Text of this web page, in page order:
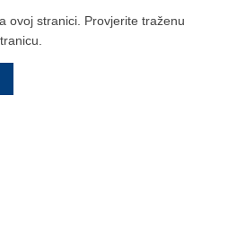
ovoj stranici. Provjerite traženu